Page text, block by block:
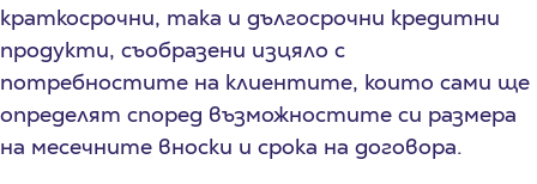
краткосрочни, така и дългосрочни кредитни
продукти, съобразени изцяло с
потребностите на клиентите, които сами ще
определят според възможностите си размера
на месечните вноски и срока на договора.